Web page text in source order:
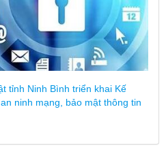
tỉnh Ninh Bình triển khai Kế
ninh mạng, bảo mật thông tin